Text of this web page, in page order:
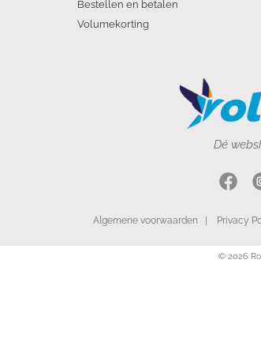
Bestellen en betalen
Volumekorting
Dé
Algemene voorwaarden Privacy
© 2026